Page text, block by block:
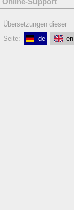
Übersetzungen dieser
Seite:
de en